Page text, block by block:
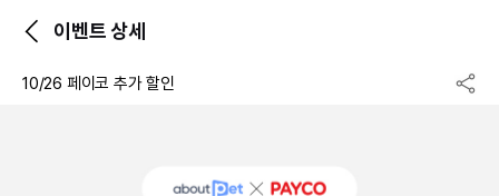
이벤트 상세
10/26 페이코 추가 할인